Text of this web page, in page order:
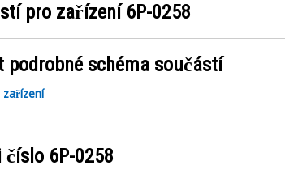
pro zařízení 6P-0258
podrobné schéma součástí
číslo 6P-0258